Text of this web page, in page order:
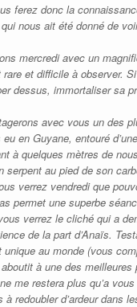
ferez donc la
nous ait été donné de
mercredi avec un
rare et difficile à observer.
dessus, immortaliser sa
avec vous un des
en Guyane, entouré
à quelques mètres de
serpent au pied de son
verrez vendredi que
permet une superbe
verrez le cliché qui a
de la part d’Anaïs.
unique au monde (vous
à une des meilleures
me restera plus qu’a
à redoubler d’ardeur dans